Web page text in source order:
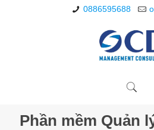
0886595688
Phần mềm Quản